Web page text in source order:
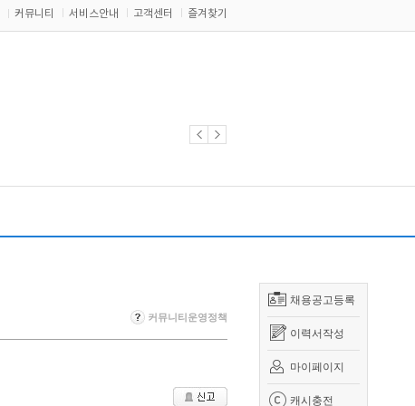
커뮤니티 서비스안내 고객센터 즐겨찾기
채용공고등록
이력서작성
마이페이지
캐시충전
커뮤니티운영정책